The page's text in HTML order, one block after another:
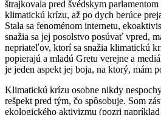
štrajkovala pred švédskym
klimatickú krízu, až po dych berúce
Stala sa fenoménom internetu,
snažia sa jej posolstvo posúvať vpred,
nepriateľov, ktorí sa snažia klimatickú
popierajú a mladú Gretu verejne a
je jeden aspekt jej boja, na ktorý, mám
Klimatickú krízu osobne nikdy
rešpekt pred tým, čo spôsobuje. Som
ekologického aktivizmu (pozri napríklad